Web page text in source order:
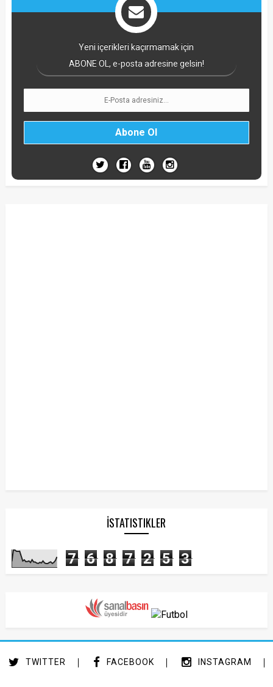
Yeni içerikleri kaçırmamak için
ABONE OL, e-posta adresine gelsin!
İSTATISTIKLER
7 6 8 7 2 5 3
TWITTER FACEBOOK INSTAGRAM